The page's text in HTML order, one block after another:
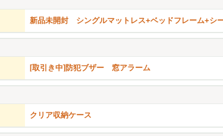
新品未開封 シングルマットレス+ベッドフレーム+シ
[取引き中]防犯ブザー 窓アラーム
クリア収納ケース